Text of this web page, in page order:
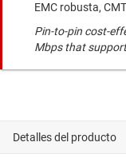
EMC robusta,
Pin-to-pin cost-
Mbps that